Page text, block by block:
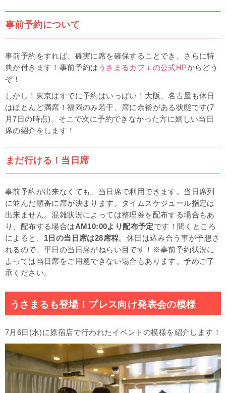
事前予約について
事前予約をすれば、確実に席を確保することでき、さらに特
典が付きます！事前予約は うさまるカフェの公式HPからどう
ぞ！
しかし！東京はすでに予約はいっぱい！大阪、名古屋も休日
はほとんど満席！福岡のみ若干、席に余裕がある状態です(7
月7日の時点)。そこで次に予約できなかった方に嬉しい当日
席の紹介をします！
まだ行ける！当日席
事前予約が出来なくても、当日席で利用できます。当日席列
に並んだ順番に席が決まります。タイムスケジュール指定は
出来ません。混雑状況によっては整理券を配布する場合もあ
り、配布する場合はAM10:00より配布予定です！聞くところ
によると、 1日の当日席は28席程。休日は込み合う事が予想さ
れるので、平日の当日席がねらい目です！※事前予約状況に
よっては当日席をご用意できない場合もあります。予めご了
承ください。
うさまるも登場！プレス向け発表会の模様
7月6日(水)に原宿店で行われたイベントの模様を紹介します！